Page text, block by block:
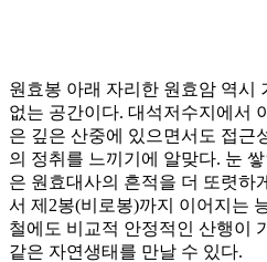
원효봉 아래 자리한 원효암 역시
없는 공간이다. 대석저수지에서
은 깊은 산중에 있으면서도 접근
의 정취를 느끼기에 알맞다. 눈
은 원효대사의 흔적을 더 또렷하
서 제2봉(비로봉)까지 이어지는
철에도 비교적 안정적인 산행이
같은 자연생태를 만날 수 있다.